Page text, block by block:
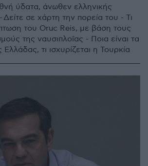
ύδατα, άνωθεν ελληνικής
σε χάρτη την πορεία του - Τι
του Oruc Reis, με βάση τους
της ναυσιπλοΐας - Ποια είναι τα
Ελλάδας, τι ισχυρίζεται η Τουρκία